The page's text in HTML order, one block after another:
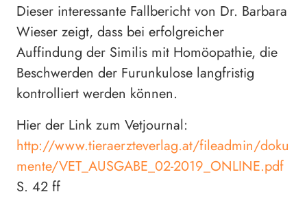
Dieser interessante Fallbericht von Dr. Barbara
Wieser zeigt, dass bei erfolgreicher
Auffindung der Similis mit Homöopathie, die
Beschwerden der Furunkulose langfristig
kontrolliert werden können.
Hier der Link zum Vetjournal:
http://www.tieraerzteverlag.at/fileadmin/doku
mente/VET_AUSGABE_02-2019_ONLINE.pdf
S. 42 ff